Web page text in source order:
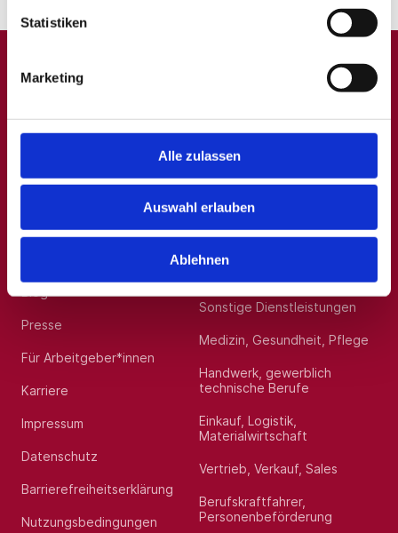
Statistiken
Marketing
Alle zulassen
Auswahl erlauben
Ablehnen
P Q
R S T U V W X Y Z 0-9
Presse
Für Arbeitgeber*innen
Karriere
Impressum
Datenschutz
Barrierefreiheitserklärung
Nutzungsbedingungen
Beliebte Kategorien
Hilfskräfte, Aushilfs- und
Sonstige Dienstleistungen
Medizin, Gesundheit, Pflege
Handwerk, gewerblich
technische Berufe
Einkauf, Logistik,
Materialwirtschaft
Vertrieb, Verkauf, Sales
Berufskraftfahrer,
Personenbeförderung